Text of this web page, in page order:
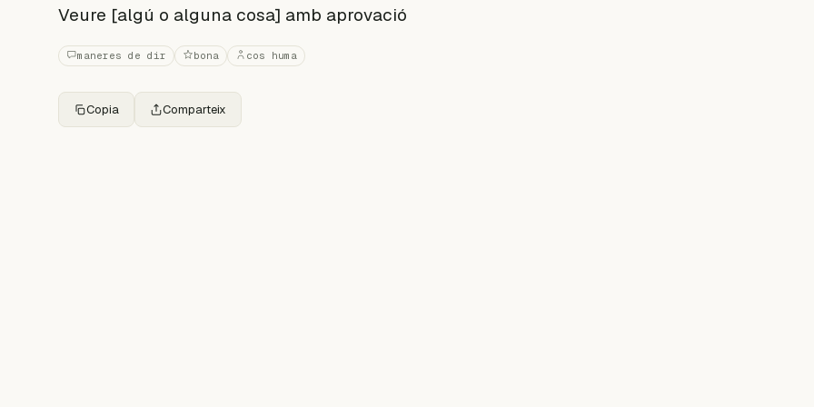
Veure [algú o alguna cosa] amb aprovació
maneres de dir bona cos huma
Copia Comparteix